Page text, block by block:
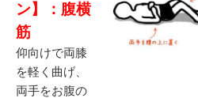
ン】：腹横
筋
仰向けで両膝
を軽く曲げ、
両手をお腹の